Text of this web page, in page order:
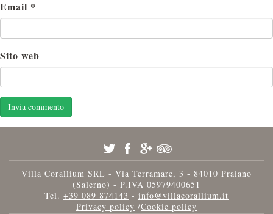
Email *
Sito web
Villa Corallium SRL - Via Terramare, 3 - 84010 Praiano
(Salerno) - P.IVA 05979400651
Tel. +39 089 874143 - info@villacorallium.it
Privacy policy /Cookie policy